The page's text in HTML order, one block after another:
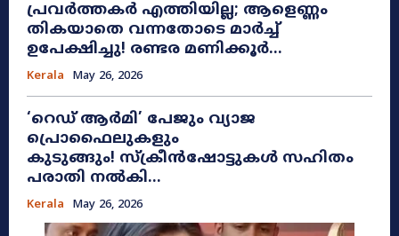
പ്രവർത്തകർ എത്തിയില്ല; ആളെണ്ണം
തികയാതെ വന്നതോടെ മാർച്ച്
ഉപേക്ഷിച്ചു! രണ്ടര മണിക്കൂർ...
Kerala May 26, 2026
​‘റെഡ് ആർമി’ പേജും വ്യാജ
പ്രൊഫൈലുകളും
കുടുങ്ങും! സ്ക്രീൻഷോട്ടുകൾ സഹിതം
പരാതി നൽകി...
Kerala May 26, 2026